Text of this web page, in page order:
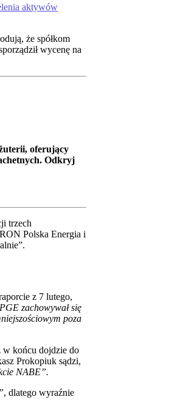
aktywów
że spółkom
wycenę na
oferujący
Odkryj
trzech
Polska Energia i
z 7 lutego,
zachowywał się
poza
w końcu dojdzie do
Prokopiuk sądzi,
NABE”.
, dlatego wyraźnie